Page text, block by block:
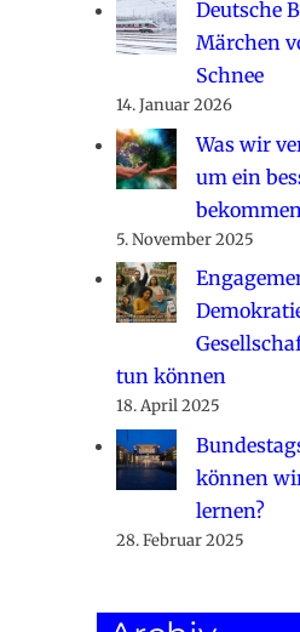
Deutsche
Märchen
Schnee
14. Januar 2026
Was wir
um ein
bekommen
5. November 2025
tun können
18. April 2025
können
lernen?
28. Februar 2025